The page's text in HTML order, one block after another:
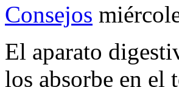
Consejos
El aparato
los absorbe en el